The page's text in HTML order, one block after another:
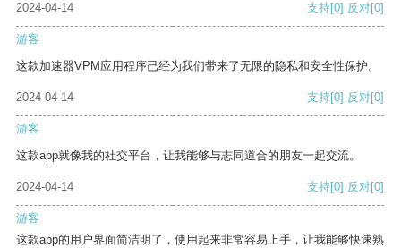
2024-04-14
支持[0] 反对[0]
游客
这款加速器VPM应用程序已经为我们带来了无限的隐私和安全性保护。
2024-04-14 支持[0] 反对[0]
游客
这款app就像我的社交平台，让我能够与志同道合的朋友一起交流。
2024-04-14 支持[0] 反对[0]
游客
这款app的用户界面简洁明了，使用起来非常容易上手，让我能够快速熟